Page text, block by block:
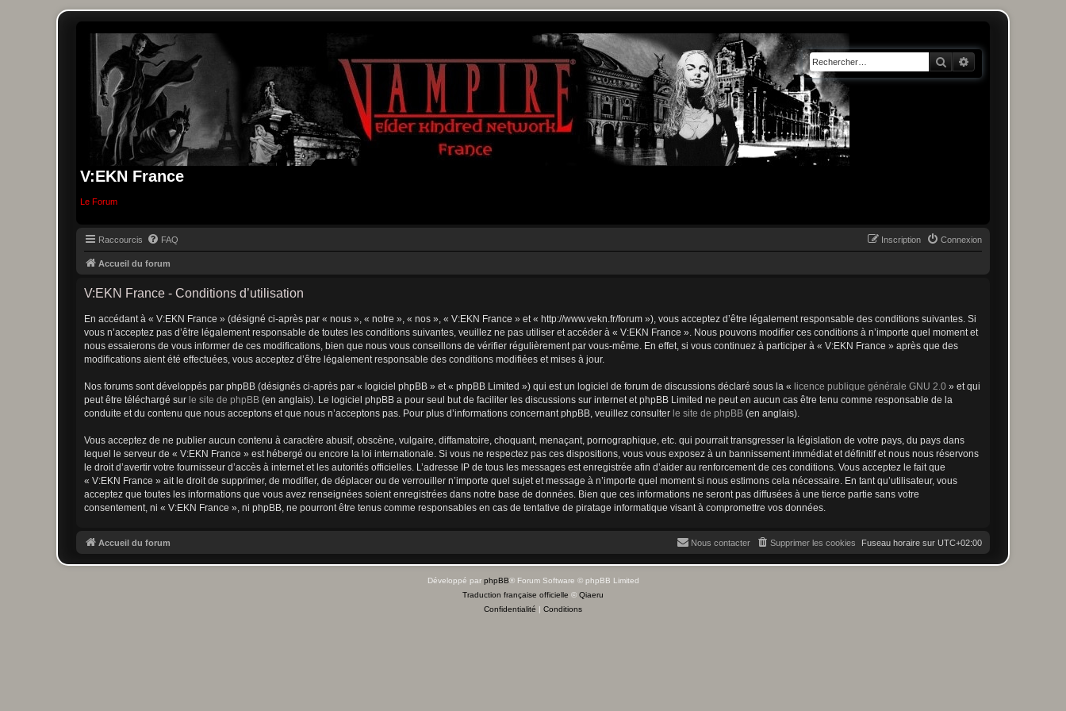
V:EKN France
Le Forum
Rechercher
Raccourcis FAQ Connexion
Inscription
Accueil du forum
V:EKN France - Conditions d’utilisation
En accédant à « V:EKN France » (désigné ci-après par « nous », « notre », « nos », « V:EKN France » et « http://www.vekn.fr/forum »), vous acceptez d’être légalement responsable des conditions suivantes. Si
vous n’acceptez pas d’être légalement responsable de toutes les conditions suivantes, veuillez ne pas utiliser et accéder à « V:EKN France ». Nous pouvons modifier ces conditions à n’importe quel moment et
nous essaierons de vous informer de ces modifications, bien que nous vous conseillons de vérifier régulièrement par vous-même. En effet, si vous continuez à participer à « V:EKN France » après que des
modifications aient été effectuées, vous acceptez d’être légalement responsable des conditions modifiées et mises à jour.
Nos forums sont développés par phpBB (désignés ci-après par « logiciel phpBB » et « phpBB Limited ») qui est un logiciel de forum de discussions déclaré sous la « licence publique générale GNU 2.0 » et qui
peut être téléchargé sur le site de phpBB (en anglais). Le logiciel phpBB a pour seul but de faciliter les discussions sur internet et phpBB Limited ne peut en aucun cas être tenu comme responsable de la
conduite et du contenu que nous acceptons et que nous n’acceptons pas. Pour plus d’informations concernant phpBB, veuillez consulter le site de phpBB (en anglais).
Vous acceptez de ne publier aucun contenu à caractère abusif, obscène, vulgaire, diffamatoire, choquant, menaçant, pornographique, etc. qui pourrait transgresser la législation de votre pays, du pays dans
lequel le serveur de « V:EKN France » est hébergé ou encore la loi internationale. Si vous ne respectez pas ces dispositions, vous vous exposez à un bannissement immédiat et définitif et nous nous réservons
le droit d’avertir votre fournisseur d’accès à internet et les autorités officielles. L’adresse IP de tous les messages est enregistrée afin d’aider au renforcement de ces conditions. Vous acceptez le fait que
« V:EKN France » ait le droit de supprimer, de modifier, de déplacer ou de verrouiller n’importe quel sujet et message à n’importe quel moment si nous estimons cela nécessaire. En tant qu’utilisateur, vous
acceptez que toutes les informations que vous avez renseignées soient enregistrées dans notre base de données. Bien que ces informations ne seront pas diffusées à une tierce partie sans votre
consentement, ni « V:EKN France », ni phpBB, ne pourront être tenus comme responsables en cas de tentative de piratage informatique visant à compromettre vos données.
Accueil du forum Fuseau horaire sur UTC+02:00
Supprimer les cookies
Nous contacter
Développé par phpBB® Forum Software © phpBB Limited
Traduction française officielle © Qiaeru
Confidentialité | Conditions